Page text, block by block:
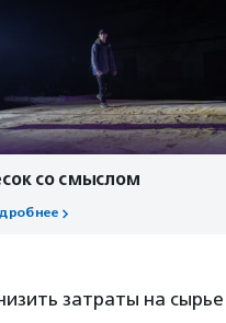
со смыслом
затраты на сырье